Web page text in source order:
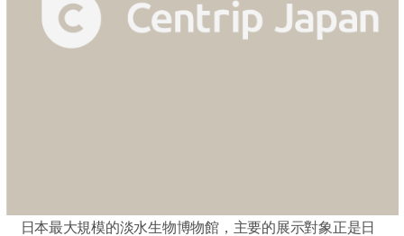
日本最大規模的淡水生物博物館，主要的展示對象正是日